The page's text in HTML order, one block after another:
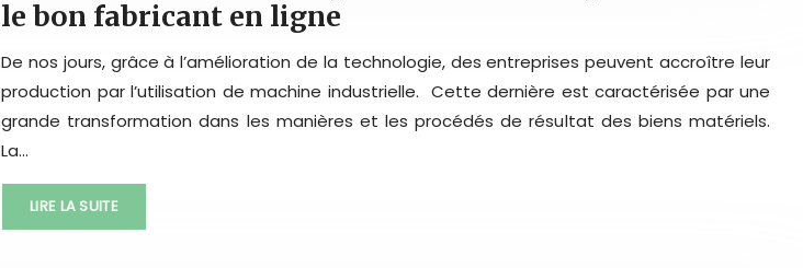
le bon fabricant en ligne
De nos jours, grâce à l’amélioration de la technologie, des entreprises peuvent accroître leur
production par l’utilisation de machine industrielle. Cette dernière est caractérisée par une
grande transformation dans les manières et les procédés de résultat des biens matériels.
La…
LIRE LA SUITE